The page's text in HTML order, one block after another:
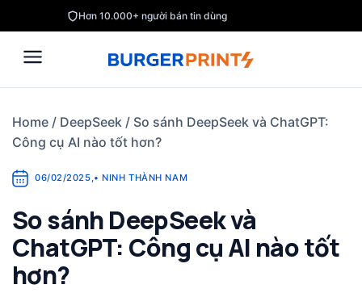
to
content
Hơn 10.000+ người bán tin dùng
Home / DeepSeek / So sánh DeepSeek và ChatGPT:
Công cụ AI nào tốt hơn?
06/02/2025,• NINH THÀNH NAM
So sánh DeepSeek và
ChatGPT: Công cụ AI nào tốt
hơn?